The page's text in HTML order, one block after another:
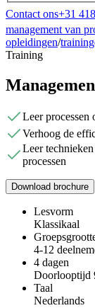
Contact ons+31
management van
opleidingen/
Training
Leer processen
Verhoog de
Leer
processen
Download brochure
Lesvorm
Klassikaal
4-12
4 dagen
Doorlooptijd
Taal
Nederlands